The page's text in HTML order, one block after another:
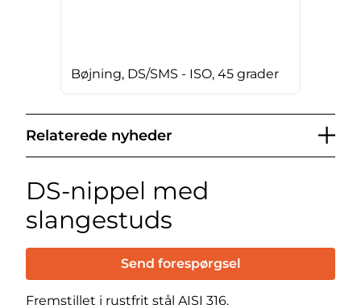
Bøjning, DS/SMS - ISO, 45 grader
Relaterede nyheder
DS-nippel med
slangestuds
Send forespørgsel
Fremstillet i rustfrit stål AISI 316.